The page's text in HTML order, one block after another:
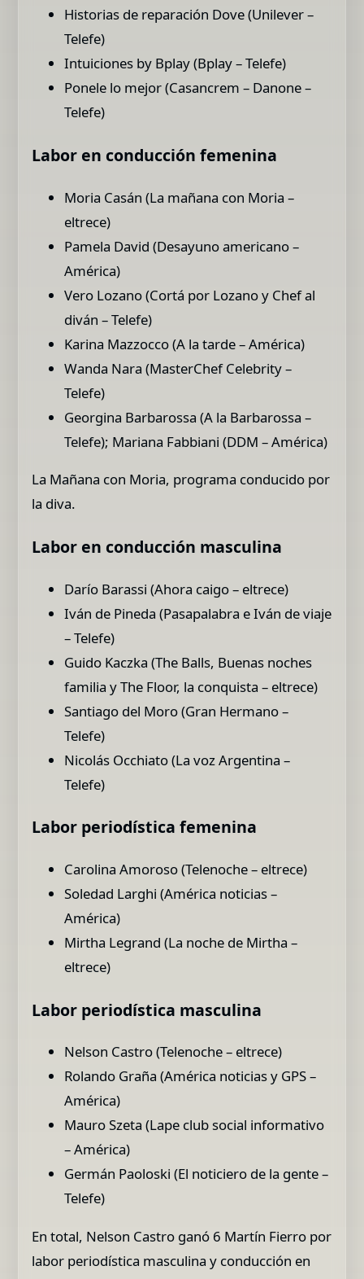
Historias de reparación Dove (Unilever –
Telefe)
Intuiciones by Bplay (Bplay – Telefe)
Ponele lo mejor (Casancrem – Danone –
Telefe)
Labor en conducción femenina
Moria Casán (La mañana con Moria –
eltrece)
Pamela David (Desayuno americano –
América)
Vero Lozano (Cortá por Lozano y Chef al
diván – Telefe)
Karina Mazzocco (A la tarde – América)
Wanda Nara (MasterChef Celebrity –
Telefe)
Georgina Barbarossa (A la Barbarossa –
Telefe); Mariana Fabbiani (DDM – América)
La Mañana con Moria, programa conducido por
la diva.
Labor en conducción masculina
Darío Barassi (Ahora caigo – eltrece)
Iván de Pineda (Pasapalabra e Iván de viaje
– Telefe)
Guido Kaczka (The Balls, Buenas noches
familia y The Floor, la conquista – eltrece)
Santiago del Moro (Gran Hermano –
Telefe)
Nicolás Occhiato (La voz Argentina –
Telefe)
Labor periodística femenina
Carolina Amoroso (Telenoche – eltrece)
Soledad Larghi (América noticias –
América)
Mirtha Legrand (La noche de Mirtha –
eltrece)
Labor periodística masculina
Nelson Castro (Telenoche – eltrece)
Rolando Graña (América noticias y GPS –
América)
Mauro Szeta (Lape club social informativo
– América)
Germán Paoloski (El noticiero de la gente –
Telefe)
En total, Nelson Castro ganó 6 Martín Fierro por
labor periodística masculina y conducción en